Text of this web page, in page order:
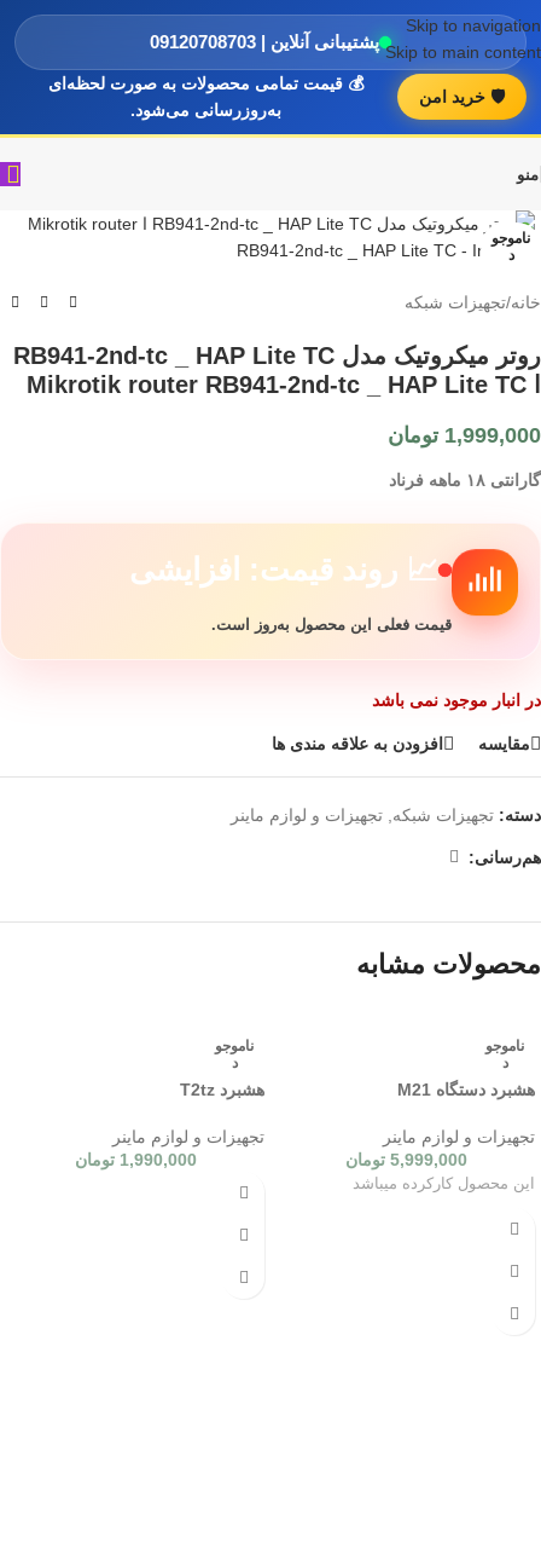
پشتیبانی آنلاین | 09120708703
💰 قیمت تمامی محصولات به صورت لحظه‌ای
به‌روزرسانی می‌شود.
🛡️ خرید امن
Skip to navigation
Skip to main content
منو
ناموجو
د
خانه/تجهیزات شبکه
روتر میکروتیک مدل RB941-2nd-tc _ HAP Lite TC
1,999,000 تومان
گارانتی ۱۸ ماهه فرناد
📈 روند قیمت: افزایشی
قیمت فعلی این محصول به‌روز است.
در انبار موجود نمی باشد
مقایسه افزودن به علاقه مندی ها
دسته: تجهیزات شبکه تجهیزات و لوازم ماینر
هم‌رسانی:
محصولات مشابه
ناموجو
د
هشبرد دستگاه M21
تجهیزات و لوازم ماینر
5,999,000 تومان
این محصول کارکرده میباشد
ناموجو
د
هشبرد T2tz
تجهیزات و لوازم ماینر
1,990,000 تومان